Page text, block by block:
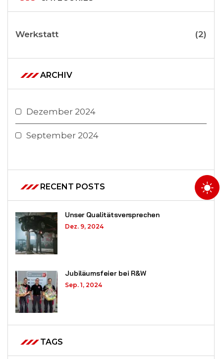
Werkstatt (2)
ARCHIV
Dezember 2024
September 2024
RECENT POSTS
Unser Qualitätsversprechen
Dez. 9, 2024
Jubiläumsfeier bei R&W
Sep. 1, 2024
TAGS